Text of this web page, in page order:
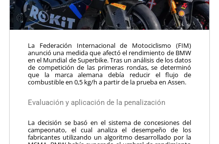
La Federación Internacional de Motociclismo (FIM)
anunció una medida que afectó el rendimiento de BMW
en el Mundial de Superbike. Tras un análisis de los datos
de competición de las primeras rondas, se determinó
que la marca alemana debía reducir el flujo de
combustible en 0,5 kg/h a partir de la prueba en Assen.
Evaluación y aplicación de la penalización
La decisión se basó en el sistema de concesiones del
campeonato, el cual analiza el desempeño de los
fabricantes utilizando un algoritmo desarrollado por la